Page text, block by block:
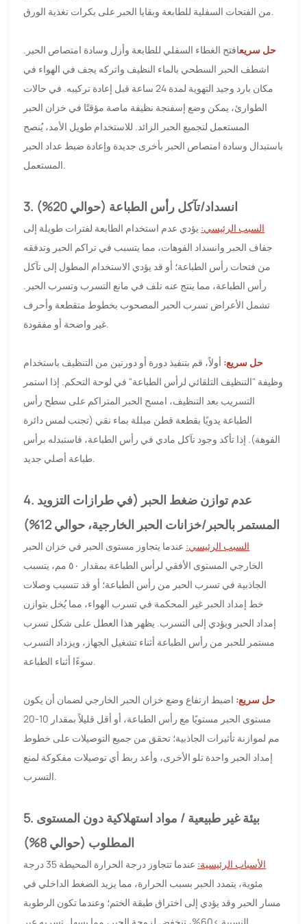
من الفتحات السفلية للطابعة وبقايا الحبر على بكرات تغذية الورق.
حل سريعافتح الغطاء السفلي للطابعة وأزل وسادة امتصاص الحبر.
اشطف الحبر السطحي بالماء النظيف واتركه يجف في الهواء في
مكان بارد وجيد التهوية لمدة 24 ساعة قبل إعادة تركيبه. في حالات
الطوارئ، يمكن وضع إسفنجة نظيفة ماصة مؤقتًا في خزان الحبر
المستعمل لتجميع الحبر الزائد. للاستخدام طويل الأمد، يُنصح
باستبدال وسادة امتصاص الحبر بأخرى جديدة وإعادة ضبط عداد الحبر
المستعمل.
3. انسداد/تآكل رأس الطباعة (حوالي 20%)
السبب الرئيسي: يؤدي عدم استخدام الطابعة لفترات طويلة إلى
جفاف الحبر وانسداد الفوهات، مما يتسبب في تراكم الحبر وتدفقه
من فتحات رأس الطباعة؛ أو قد يؤدي الاستخدام المطول إلى تآكل
رأس الطباعة، مما ينتج عنه تلف في مانع التسرب وتسرب الحبر.
تشمل الأعراض تسرب الحبر المصحوب بخطوط متقطعة وأحرف
غير واضحة أو مفقودة.
حل سريع: أولاً، قم بتنفيذ دورة أو دورتين من التنظيف باستخدام
وظيفة "التنظيف التلقائي لرأس الطباعة" في لوحة التحكم. إذا استمر
التسريب بعد التنظيف، امسح الحبر المتراكم على سطح رأس
الطباعة يدويًا بقطعة قطن مبللة بماء نقي (تجنب لمس دائرة
الفوهة). إذا تأكد وجود تآكل مادي في رأس الطباعة، فاستبدله برأس
طباعة أصلي جديد.
4. عدم توازن ضغط الحبر (في طرازات التزويد
المستمر بالحبر/خزانات الحبر الخارجية، حوالي 12%)
السبب الرئيسي: عندما يتجاوز مستوى الحبر في خزان الحبر
الخارجي المستوى الأفقي لرأس الطباعة بمقدار ٥٠ مم، يتسبب
الجاذبية في تسرب الحبر من رأس الطباعة؛ أو قد تتسبب وصلات
خط إمداد الحبر غير المحكمة في تسرب الهواء، مما يُخل بتوازن
إمداد الحبر ويؤدي إلى التسرب. يظهر هذا العطل على شكل تسرب
مستمر للحبر من رأس الطباعة أثناء تشغيل الجهاز، ويزداد التسرب
سوءًا أثناء الطباعة.
حل سريع: اضبط ارتفاع وضع خزان الحبر الخارجي لضمان أن يكون
مستوى الحبر مستويًا مع رأس الطباعة، أو أقل قليلاً بمقدار 10-20
مم لموازنة تأثيرات الجاذبية؛ تحقق من جميع التوصيلات على خطوط
إمداد الحبر واحدة تلو الأخرى، وأعد ربط أي توصيلات مفكوكة لمنع
التسرب.
5. بيئة غير طبيعية / مواد استهلاكية دون المستوى
المطلوب (حوالي 8%)
الأسباب الرئيسية:
عندما تتجاوز درجة الحرارة المحيطة 35 درجة
مئوية، يتمدد الحبر بسبب الحرارة، مما يزيد الضغط الداخلي في
مسار الحبر وقد يؤدي إلى اختراق طبقة الختم؛ وعندما تكون الرطوبة